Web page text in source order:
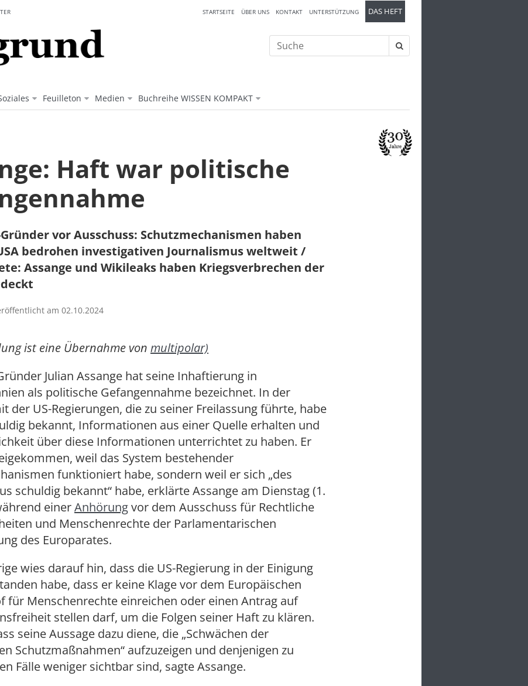
Feuilleton Medien Buchreihe WISSEN KOMPAKT
STARTSEITE ÜBER UNS KONTAKT UNTERSTÜTZUNG DAS HEFT
Suche
nach:
Haft war politische
vor Ausschuss: Schutzmechanismen haben
bedrohen investigativen Journalismus weltweit /
Assange und Wikileaks haben Kriegsverbrechen der
am 02.10.2024
ist eine Übernahme von multipolar)
Julian Assange hat seine Inhaftierung in
als politische Gefangennahme bezeichnet. In der
der US-Regierungen, die zu seiner Freilassung führte, habe
bekannt, Informationen aus einer Quelle erhalten und
über diese Informationen unterrichtet zu haben. Er
weil das System bestehender
funktioniert habe, sondern weil er sich „des
schuldig bekannt“ habe, erklärte Assange am Dienstag (1.
einerAnhörungvor dem Ausschuss für Rechtliche
und Menschenrechte der Parlamentarischen
des Europarates.
wies darauf hin, dass die US-Regierung in der Einigung
habe, dass er keine Klage vor dem Europäischen
für Menschenrechte einreichen oder einen Antrag auf
stellen darf, um die Folgen seiner Haft zu klären.
seine Aussage dazu diene, die „Schwächen der
Schutzmaßnahmen“ aufzuzeigen und denjenigen zu
Fälle weniger sichtbar sind, sagte Assange.